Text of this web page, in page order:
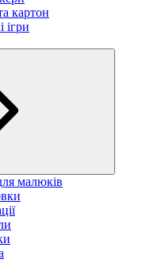
картон
ігри
малюків